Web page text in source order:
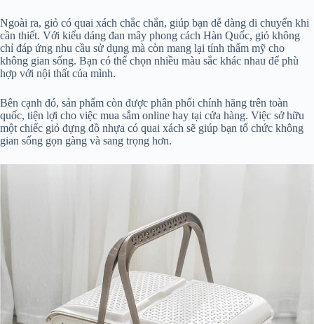
Ngoài ra, giỏ có quai xách chắc chắn, giúp bạn dễ dàng di chuyển khi
cần thiết. Với kiểu dáng đan mây phong cách Hàn Quốc, giỏ không
chỉ đáp ứng nhu cầu sử dụng mà còn mang lại tính thẩm mỹ cho
không gian sống. Bạn có thể chọn nhiều màu sắc khác nhau để phù
hợp với nội thất của mình.
Bên cạnh đó, sản phẩm còn được phân phối chính hãng trên toàn
quốc, tiện lợi cho việc mua sắm online hay tại cửa hàng. Việc sở hữu
một chiếc giỏ đựng đồ nhựa có quai xách sẽ giúp bạn tổ chức không
gian sống gọn gàng và sang trọng hơn.